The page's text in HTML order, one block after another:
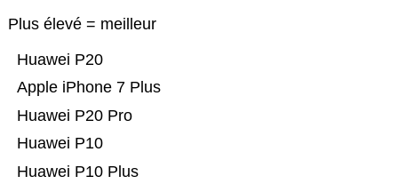
Plus élevé = meilleur
Huawei P10 Plus
Huawei P10
Huawei P20 Pro
Apple iPhone 7 Plus
Huawei P20